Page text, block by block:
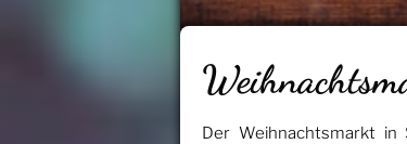
Der Weihnachtsmarkt in